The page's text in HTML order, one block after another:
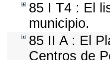
85 I T4 : El
municipio.
85 II A : El
Centros de